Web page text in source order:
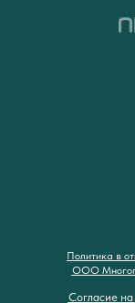
Политика в
ООО
Согласие